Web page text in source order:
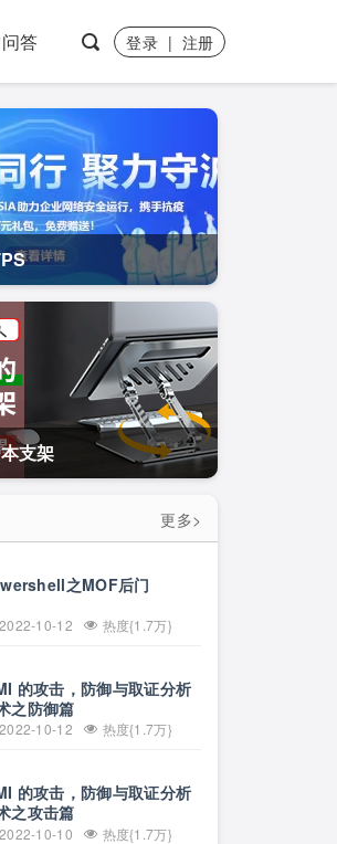
答 登录 | 注册
支架
更多>
之MOF后门
2022-10-12 热度{1.7万}
的攻击，防御与取证分析
之防御篇
2022-10-12 热度{1.7万}
的攻击，防御与取证分析
之攻击篇
2022-10-10 热度{1.7万}